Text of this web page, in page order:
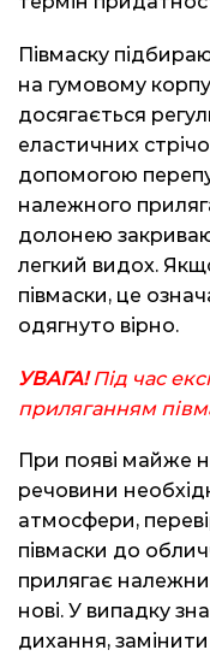
Півмаску
на гумовому
досягається
еластичних
допомогою
належного
долонею
легкий видох.
півмаски, це
одягнуто вірно.
УВАГА!Під час
приляганням
При появі майже
речовини
атмосфери,
півмаски до
прилягає
нові. У випадку
дихання,